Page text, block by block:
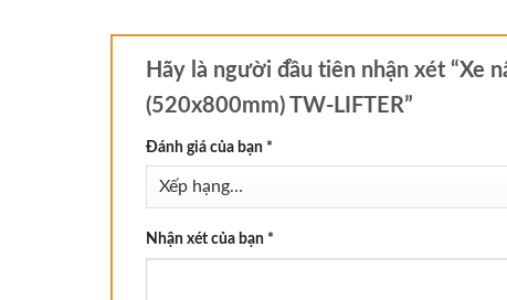
Hãy là người đầu tiên nhận xét “Xe
(520x800mm) TW-LIFTER”
Đánh giá của bạn *
Nhận xét của bạn *